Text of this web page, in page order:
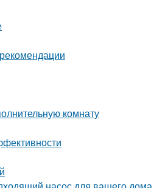
комнату